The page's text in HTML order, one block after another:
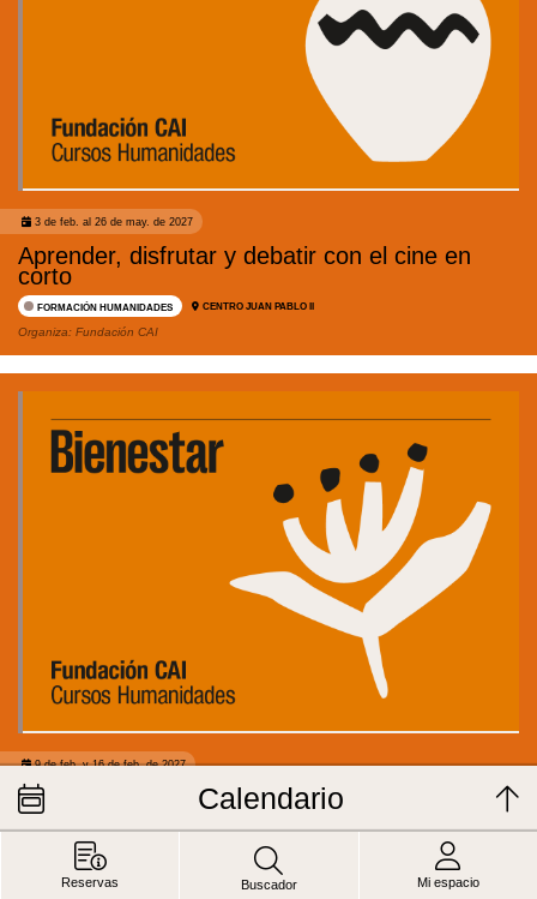
Reservas Buscador Mi espacio
3 de feb. al 26 de may. de 2027
Aprender, disfrutar y debatir con el cine en
corto
FORMACIÓN HUMANIDADES CENTRO JUAN PABLO II
Organiza: Fundación CAI
9 de feb. y 16 de feb. de 2027
Módulo 5: Propósito de Vida y Sentido en la
Jubilación
FORMACIÓN HUMANIDADES CENTRO JUAN PABLO II
Fundación CAI
Calendario